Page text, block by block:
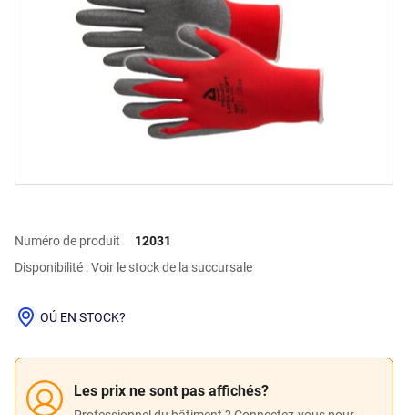
Numéro de produit
12031
Disponibilité : Voir le stock de la succursale
Les prix ne sont pas affichés?
OÚ EN STOCK?